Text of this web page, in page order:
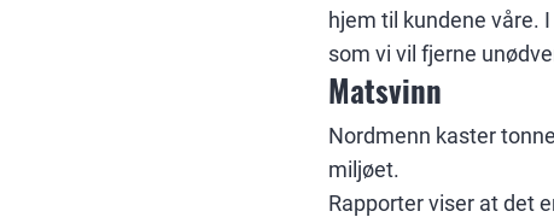
hjem til kundene våre.
som vi vil fjerne
Matsvinn
Nordmenn kaster
miljøet.
Rapporter viser at det